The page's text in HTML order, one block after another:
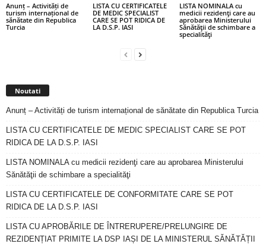
Anunț – Activități de
turism internațional de
sănătate din Republica
Turcia
LISTA CU CERTIFICATELE
DE MEDIC SPECIALIST
CARE SE POT RIDICA DE
LA D.S.P. IASI
LISTA NOMINALA cu
medicii rezidenţi care au
aprobarea Ministerului
Sănătăţii de schimbare a
specialităţi
Noutati
Anunț – Activități de turism internațional de sănătate din Republica Turcia
LISTA CU CERTIFICATELE DE MEDIC SPECIALIST CARE SE POT
RIDICA DE LA D.S.P. IASI
LISTA NOMINALA cu medicii rezidenţi care au aprobarea Ministerului
Sănătăţii de schimbare a specialităţi
LISTA CU CERTIFICATELE DE CONFORMITATE CARE SE POT
RIDICA DE LA D.S.P. IASI
LISTA CU APROBĂRILE DE ÎNTRERUPERE/PRELUNGIRE DE
REZIDENȚIAT PRIMITE LA DSP IAȘI DE LA MINISTERUL SĂNĂTĂȚII